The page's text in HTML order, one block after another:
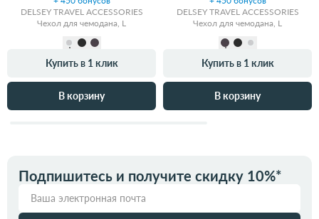
DELSEY TRAVEL ACCESSORIES
Чехол для чемодана, L
Купить в 1 клик
В корзину
DELSEY TRAVEL ACCESSORIES
Чехол для чемодана, L
Купить в 1 клик
В корзину
Подпишитесь и получите скидку 10%*